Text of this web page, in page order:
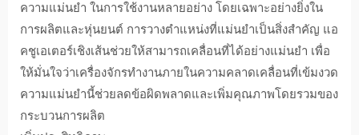
ความแม่นยํา ในการใช้งานหลายอย่าง โดยเฉพาะอย่างยิ่งใน
การผลิตและหุ่นยนต์ การวางตําแหน่งที่แม่นยําเป็นสิ่งสําคัญ แอ
คชูเอเตอร์เชิงเส้นช่วยให้สามารถเคลื่อนที่ได้อย่างแม่นยํา เพื่อ
ให้มั่นใจว่าเครื่องจักรทํางานภายในความคลาดเคลื่อนที่เข้มงวด
ความแม่นยํานี้ช่วยลดข้อผิดพลาดและเพิ่มคุณภาพโดยรวมของ
กระบวนการผลิต